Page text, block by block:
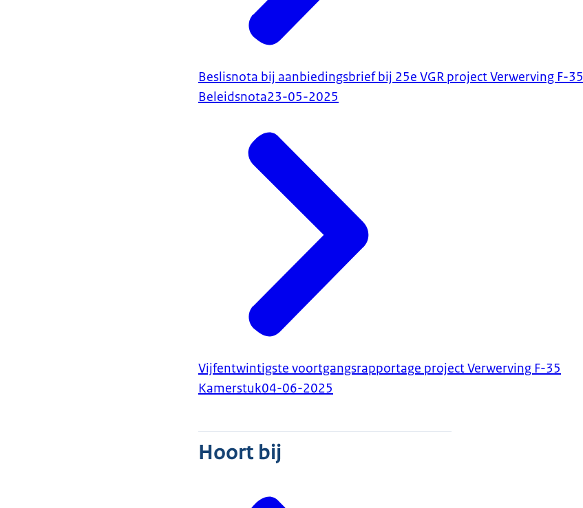
Beslisnota bij aanbiedingsbrief bij 25e VGR project Verwerving F-35
Beleidsnota23-05-2025
Vijfentwintigste voortgangsrapportage project Verwerving F-35
Kamerstuk04-06-2025
Hoort bij